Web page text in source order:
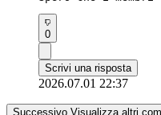
0
Scrivi una risposta
2026.07.01 22:37
Successivo Visualizza altri